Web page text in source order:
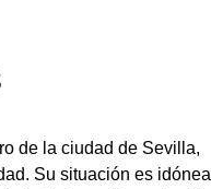
de la ciudad de Sevilla,
Su situación es idónea